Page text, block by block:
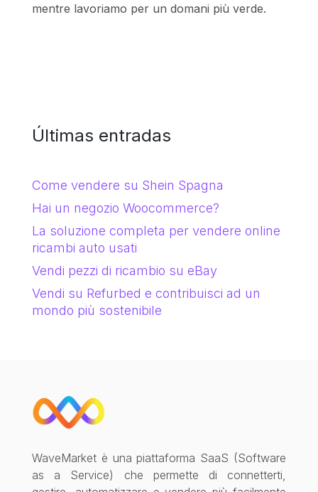
mentre lavoriamo per un domani più verde.
Últimas entradas
Come vendere su Shein Spagna
Hai un negozio Woocommerce?
La soluzione completa per vendere online
ricambi auto usati
Vendi pezzi di ricambio su eBay
Vendi su Refurbed e contribuisci ad un
mondo più sostenibile
WaveMarket è una piattaforma SaaS (Software
as a Service) che permette di connetterti,